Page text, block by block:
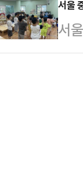
과
1동
다
은
있
생
서울
서
15